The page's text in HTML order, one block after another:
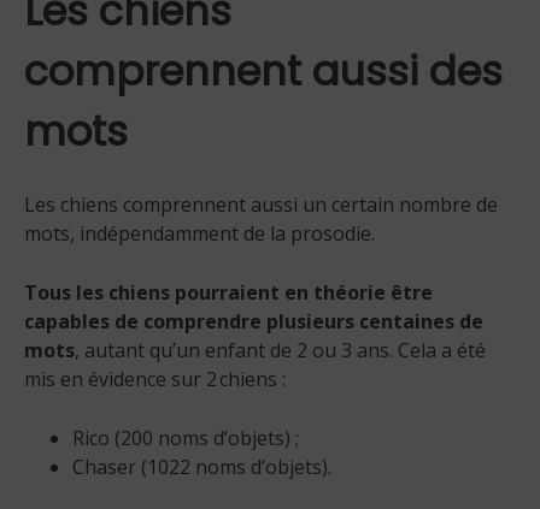
Les chiens
comprennent aussi des
mots
Les chiens comprennent aussi un certain nombre de
mots, indépendamment de la prosodie.
Tous les chiens pourraient en théorie être
capables de comprendre plusieurs centaines de
mots, autant qu’un enfant de 2 ou 3 ans. Cela a été
mis en évidence sur 2 chiens :
Rico (200 noms d’objets) ;
Chaser (1022 noms d’objets).